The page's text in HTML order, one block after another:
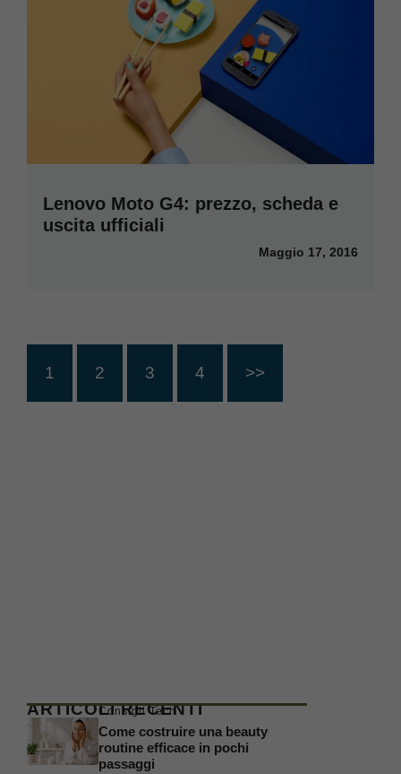
Lenovo Moto G4: prezzo, scheda e
uscita ufficiali
Maggio 17, 2016
1 2 3 4 >>
ARTICOLI RECENTI
Consigli Tech
Come costruire una beauty
routine efficace in pochi
passaggi